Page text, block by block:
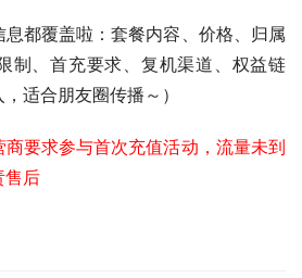
息都覆盖啦：套餐内容、价格、归属
制、首充要求、复机渠道、权益链
适合朋友圈传播～）
要求参与首次充值活动，流量未到
售后